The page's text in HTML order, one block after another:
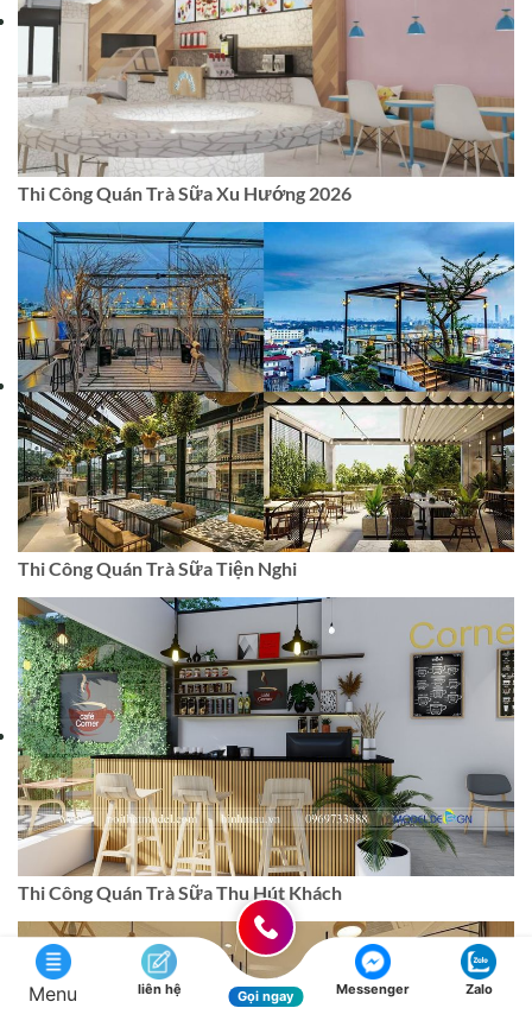
Thi Công Quán Trà Sữa Xu Hướng 2026
Thi Công Quán Trà Sữa Tiện Nghi
Thi Công Quán Trà Sữa Thu Hút Khách
Menu liên hệ Gọi ngay Messenger Zalo